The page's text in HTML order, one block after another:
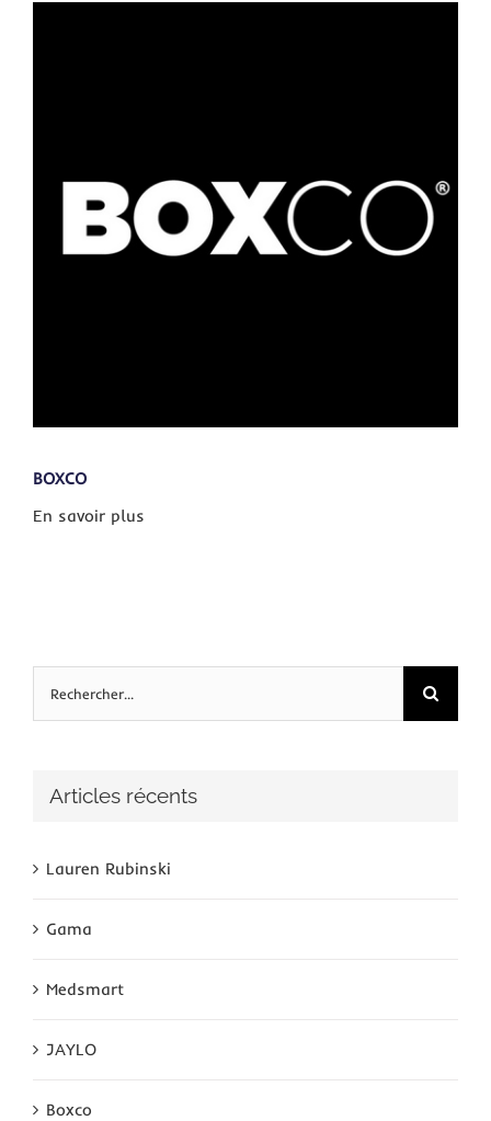
BOXCO
En savoir plus
Rechercher:
Articles récents
Lauren Rubinski
Gama
Medsmart
JAYLO
Boxco